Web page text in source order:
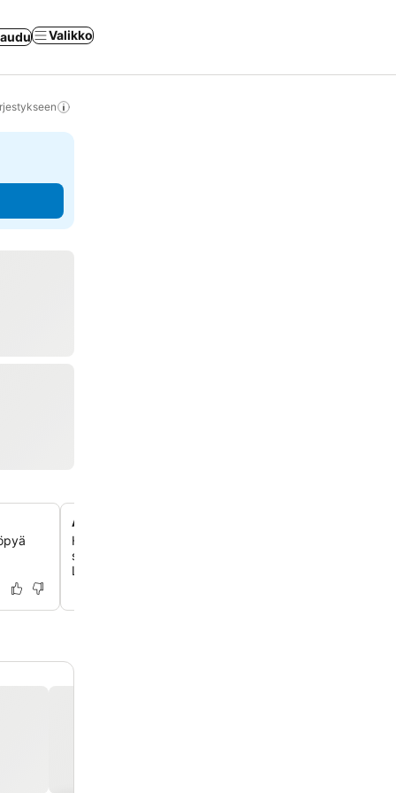
Valikko
Apua paikallisiin retkiin
Hyödynnä hotellin lippupalvelua ja retkipalvelua viihde-
seikkailuvarauksiin, mukaan lukien auton- ja
Langkawin tutkimiseen.